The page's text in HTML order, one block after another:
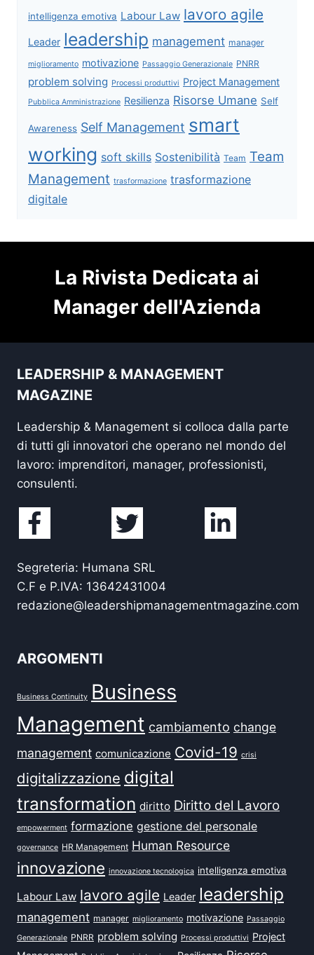
intelligenza emotiva Labour Law lavoro agile
Leader leadership management manager
miglioramento motivazione Passaggio Generazionale PNRR
problem solving Processi produttivi Project Management
Pubblica Amministrazione Resilienza Risorse Umane Self
Awareness Self Management smart
working soft skills Sostenibilità Team Team
Management trasformazione trasformazione
digitale
La Rivista Dedicata ai
Manager dell'Azienda
LEADERSHIP & MANAGEMENT
MAGAZINE
Leadership & Management si colloca dalla parte
di tutti gli innovatori che operano nel mondo del
lavoro: imprenditori, manager, professionisti,
consulenti.
Segreteria: Humana SRL
C.F e P.IVA: 13642431004
redazione@leadershipmanagementmagazine.com
ARGOMENTI
Business Continuity Business
Management cambiamento change
management comunicazione Covid-19 crisi
digitalizzazione digital
transformation diritto Diritto del Lavoro
empowerment formazione gestione del personale
governance HR Management Human Resource
innovazione innovazione tecnologica intelligenza emotiva
Labour Law lavoro agile Leader leadership
management manager miglioramento motivazione Passaggio
Generazionale PNRR problem solving Processi produttivi Project